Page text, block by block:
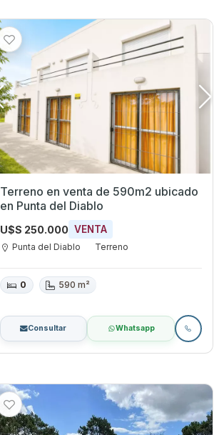
Terreno en venta de 590m2 ubicado
en Punta del Diablo
U$S 250.000 VENTA
Punta del Diablo Terreno
0 590 m²
Consultar Whatsapp